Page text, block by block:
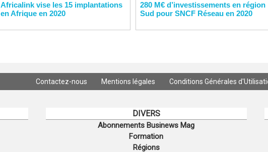
Africalink vise les 15 implantations
en Afrique en 2020
280 M€ d’investissements en région
Sud pour SNCF Réseau en 2020
Contactez-nous Mentions légales Conditions Générales
DIVERS
Abonnements Businews Mag
Formation
Régions